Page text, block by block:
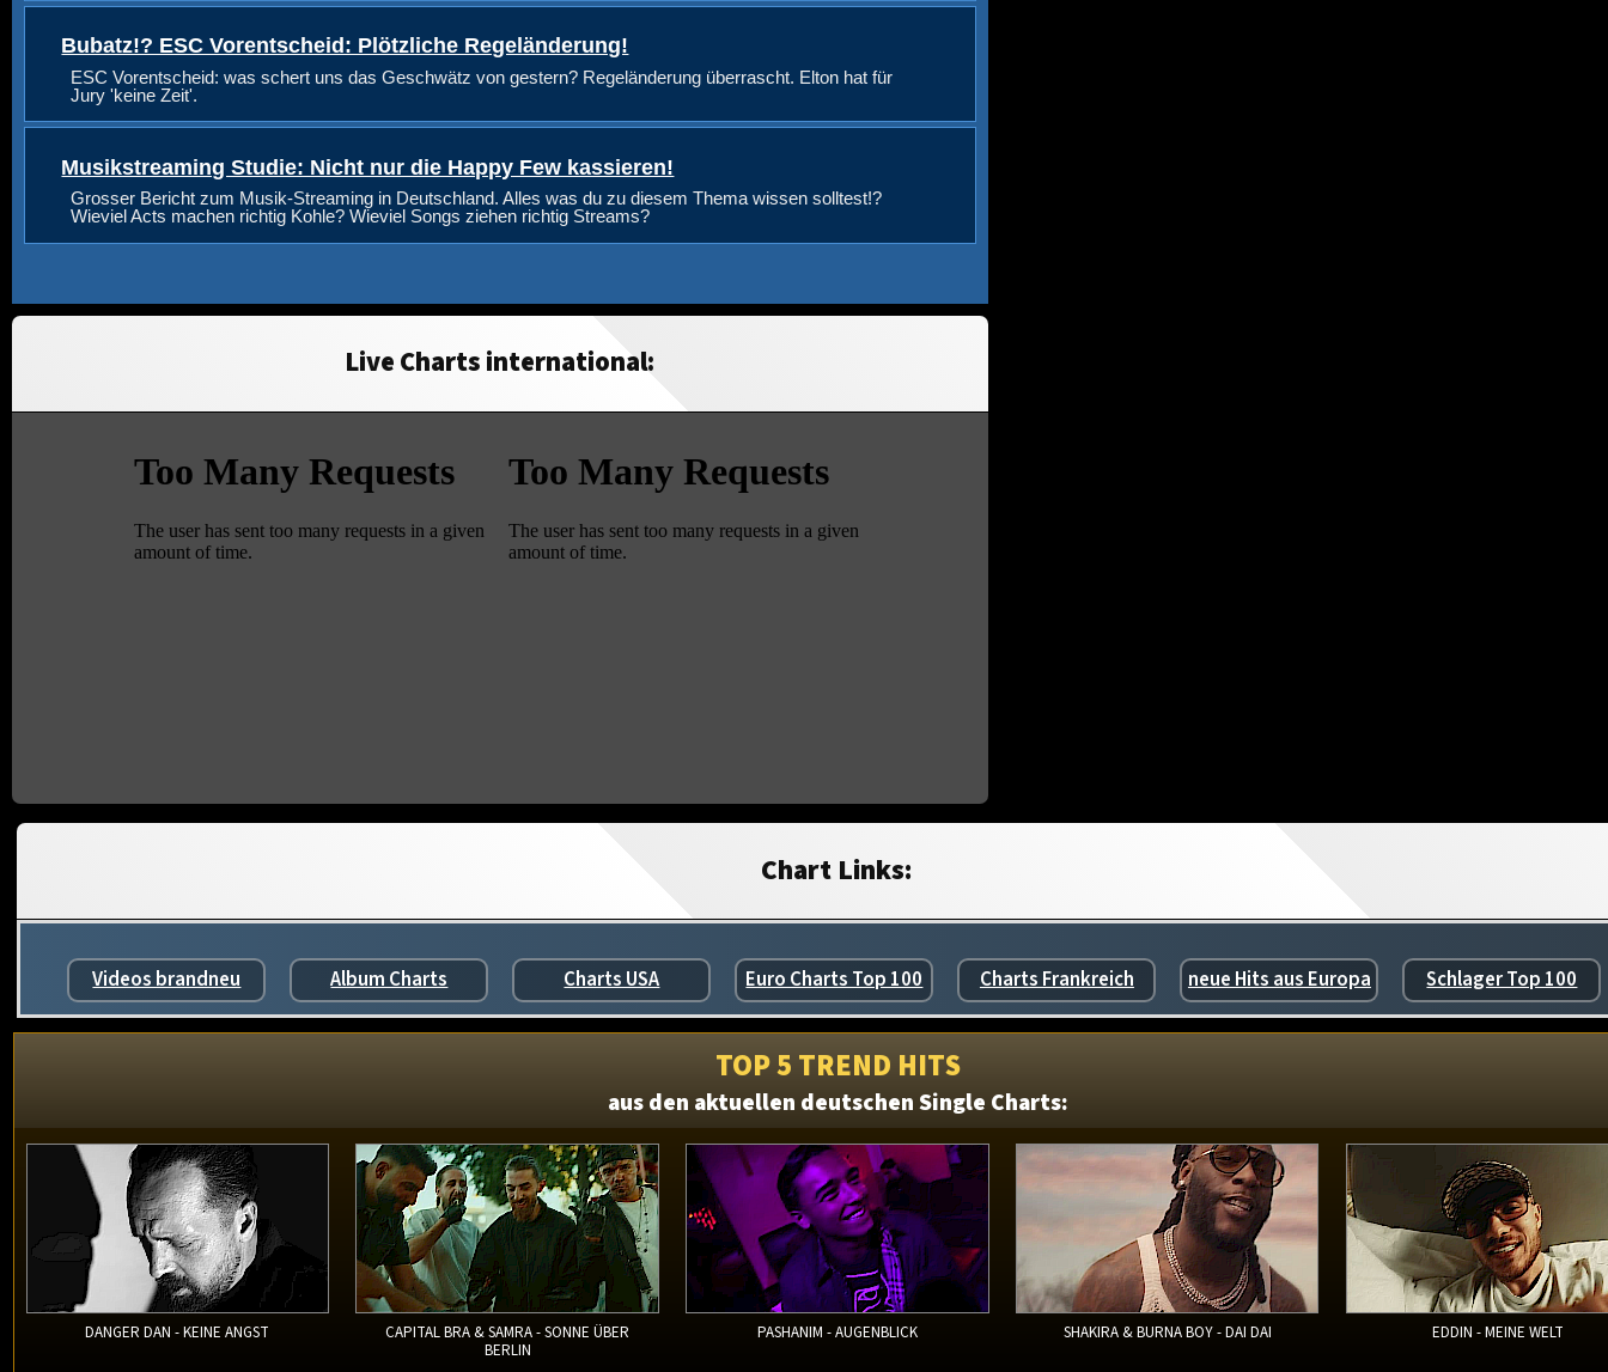
Bubatz!? ESC Vorentscheid: Plötzliche Regeländerung!
ESC Vorentscheid: was schert uns das Geschwätz von gestern? Regeländerung überrascht. Elton hat für
Jury 'keine Zeit'.
Musikstreaming Studie: Nicht nur die Happy Few kassieren!
Grosser Bericht zum Musik-Streaming in Deutschland. Alles was du zu diesem Thema wissen solltest!?
Wieviel Acts machen richtig Kohle? Wieviel Songs ziehen richtig Streams?
Live Charts international:
Chart Links:
Videos brandneu Album Charts Charts USA Euro Charts Top 100 Charts Frankreich neue Hits aus Europa Schlager Top 100
TOP 5 TREND HITS
aus den aktuellen deutschen Single Charts:
DANGER DAN - KEINE ANGST
CAPITAL BRA & SAMRA - SONNE ÜBER
BERLIN
PASHANIM - AUGENBLICK SHAKIRA & BURNA BOY - DAI DAI EDDIN - MEINE WELT